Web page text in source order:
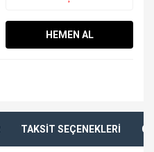
HEMEN AL
TAKSİT SEÇENEKLERİ